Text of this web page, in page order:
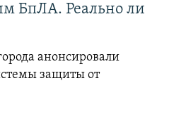
БпЛА. Реально ли
анонсировали
защиты от